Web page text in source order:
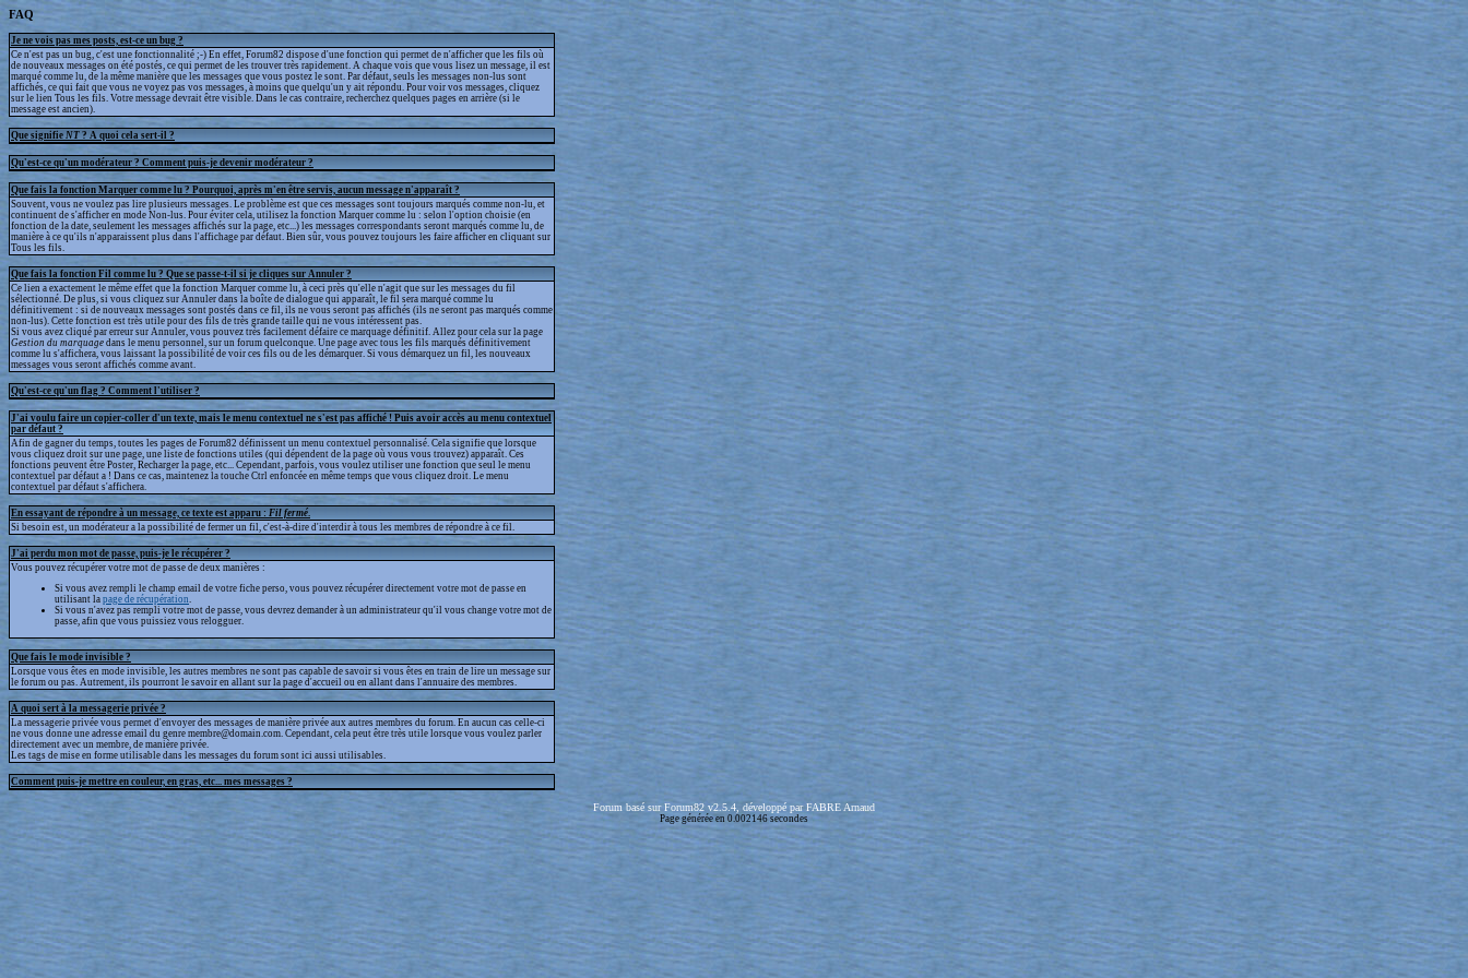
FAQ
Je ne vois pas mes posts, est-ce un bug ?
Ce n'est pas un bug, c'est une fonctionnalité ;-) En effet, Forum82 dispose d'une fonction qui permet de n'afficher que les fils où
de nouveaux messages on été postés, ce qui permet de les trouver très rapidement. A chaque vois que vous lisez un message, il est
marqué comme lu, de la même manière que les messages que vous postez le sont. Par défaut, seuls les messages non-lus sont
affichés, ce qui fait que vous ne voyez pas vos messages, à moins que quelqu'un y ait répondu. Pour voir vos messages, cliquez
sur le lien Tous les fils. Votre message devrait être visible. Dans le cas contraire, recherchez quelques pages en arrière (si le
message est ancien).
Que signifie NT ? A quoi cela sert-il ?
Qu'est-ce qu'un modérateur ? Comment puis-je devenir modérateur ?
Que fais la fonction Marquer comme lu ? Pourquoi, après m'en être servis, aucun message n'apparaît ?
Souvent, vous ne voulez pas lire plusieurs messages. Le problème est que ces messages sont toujours marqués comme non-lu, et
continuent de s'afficher en mode Non-lus. Pour éviter cela, utilisez la fonction Marquer comme lu : selon l'option choisie (en
fonction de la date, seulement les messages affichés sur la page, etc...) les messages correspondants seront marqués comme lu, de
manière à ce qu'ils n'apparaissent plus dans l'affichage par défaut. Bien sûr, vous pouvez toujours les faire afficher en cliquant sur
Tous les fils.
Que fais la fonction Fil comme lu ? Que se passe-t-il si je cliques sur Annuler ?
Ce lien a exactement le même effet que la fonction Marquer comme lu, à ceci près qu'elle n'agit que sur les messages du fil
sélectionné. De plus, si vous cliquez sur Annuler dans la boîte de dialogue qui apparaît, le fil sera marqué comme lu
définitivement : si de nouveaux messages sont postés dans ce fil, ils ne vous seront pas affichés (ils ne seront pas marqués comme
non-lus). Cette fonction est très utile pour des fils de très grande taille qui ne vous intéressent pas.
Si vous avez cliqué par erreur sur Annuler, vous pouvez très facilement défaire ce marquage définitif. Allez pour cela sur la page
Gestion du marquage dans le menu personnel, sur un forum quelconque. Une page avec tous les fils marqués définitivement
comme lu s'affichera, vous laissant la possibilité de voir ces fils ou de les démarquer. Si vous démarquez un fil, les nouveaux
messages vous seront affichés comme avant.
Qu'est-ce qu'un flag ? Comment l'utiliser ?
J'ai voulu faire un copier-coller d'un texte, mais le menu contextuel ne s'est pas affiché ! Puis avoir accès au menu contextuel
par défaut ?
Afin de gagner du temps, toutes les pages de Forum82 définissent un menu contextuel personnalisé. Cela signifie que lorsque
vous cliquez droit sur une page, une liste de fonctions utiles (qui dépendent de la page où vous vous trouvez) apparaît. Ces
fonctions peuvent être Poster, Recharger la page, etc... Cependant, parfois, vous voulez utiliser une fonction que seul le menu
contextuel par défaut a ! Dans ce cas, maintenez la touche Ctrl enfoncée en même temps que vous cliquez droit. Le menu
contextuel par défaut s'affichera.
En essayant de répondre à un message, ce texte est apparu : Fil fermé
Si besoin est, un modérateur a la possibilité de fermer un fil, c'est-à-dire d'interdir à tous les membres de répondre à ce fil.
J'ai perdu mon mot de passe, puis-je le récupérer ?
Vous pouvez récupérer votre mot de passe de deux manières :
Si vous avez rempli le champ email de votre fiche perso, vous pouvez récupérer directement votre mot de passe en
utilisant la page de récupération
Si vous n'avez pas rempli votre mot de passe, vous devrez demander à un administrateur qu'il vous change votre mot de
passe, afin que vous puissiez vous relogguer.
Que fais le mode invisible ?
Lorsque vous êtes en mode invisible, les autres membres ne sont pas capable de savoir si vous êtes en train de lire un message sur
le forum ou pas. Autrement, ils pourront le savoir en allant sur la page d'accueil ou en allant dans l'annuaire des membres.
A quoi sert à la messagerie privée ?
La messagerie privée vous permet d'envoyer des messages de manière privée aux autres membres du forum. En aucun cas celle-ci
ne vous donne une adresse email du genre membre@domain.com. Cependant, cela peut être très utile lorsque vous voulez parler
directement avec un membre, de manière privée.
Les tags de mise en forme utilisable dans les messages du forum sont ici aussi utilisables.
Comment puis-je mettre en couleur, en gras, etc... mes messages ?
Forum basé sur Forum82 v2.5.4, développé par FABRE Arnaud
Page générée en 0.002146 secondes